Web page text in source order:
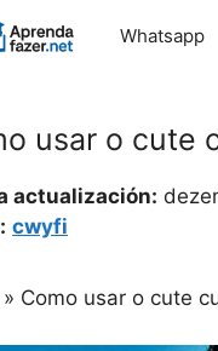
Whatsapp
usar o cute
actualización:
cwyfi
» Como usar o cute